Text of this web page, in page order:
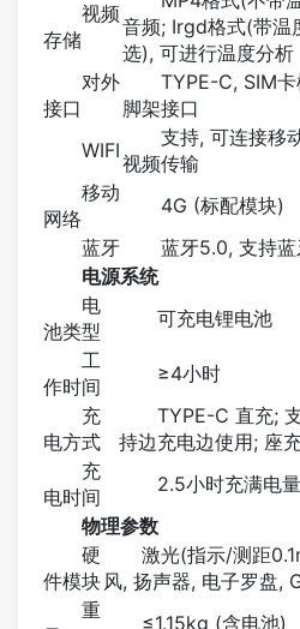
视频
存储
音频; Irgd格式(带
选), 可进行温度分析
对外
接口
TYPE-C, SIM
脚架接口
WIFI
支持, 可连接移
视频传输
移动
网络
4G (标配模块)
蓝牙
蓝牙5.0, 支持
电源系统
电
池类型
可充电锂电池
工
作时间
≥4小时
充
电方式
TYPE-C 直充;
持边充电边使用; 座
充
电时间
2.5小时充满电
物理参数
硬
件模块
激光(指示/测距
风, 扬声器, 电子罗盘,
重
≤1.15kg (含电池)